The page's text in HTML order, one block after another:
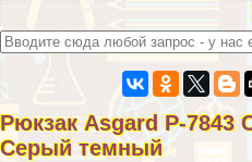
Рюкзак Asgard Р-7843
Серый темный